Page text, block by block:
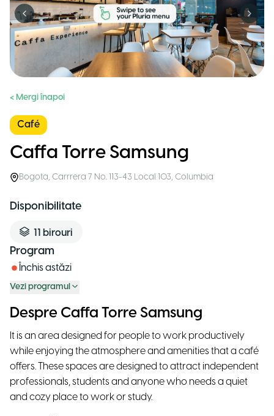
Previous slide Next
< Mergi înapoi
Café
Caffa Torre Samsung
Bogota, Carrrera 7 No. 113-43 Local 103, Columbia
Disponibilitate
11 birouri
Program
Închis astăzi
Vezi programul
Despre Caffa Torre Samsung
It is an area designed for people to work productively
while enjoying the atmosphere and amenities that a café
offers. These spaces are designed to attract independent
professionals, students and anyone who needs a quiet
and cozy place to work or study.